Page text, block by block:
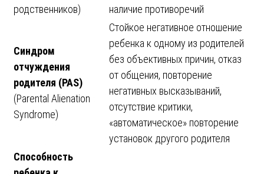
родственников)
наличие противоречий
Синдром
отчуждения
родителя (PAS)
(Parental Alienation
Syndrome)
Стойкое негативное отношение
ребенка к одному из родителей
без объективных причин, отказ
от общения, повторение
негативных высказываний,
отсутствие критики,
«автоматическое» повторение
установок другого родителя
Способность